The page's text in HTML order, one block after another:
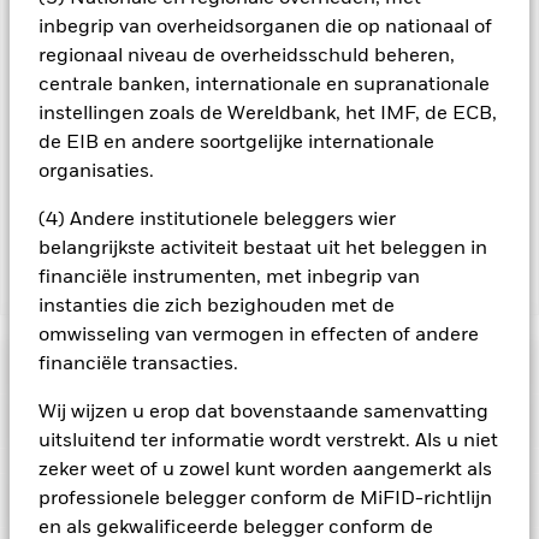
inbegrip van overheidsorganen die op nationaal of
regionaal niveau de overheidsschuld beheren,
centrale banken, internationale en supranationale
instellingen zoals de Wereldbank, het IMF, de ECB,
de EIB en andere soortgelijke internationale
organisaties.
(4) Andere institutionele beleggers wier
belangrijkste activiteit bestaat uit het beleggen in
financiële instrumenten, met inbegrip van
instanties die zich bezighouden met de
omwisseling van vermogen in effecten of andere
financiële transacties.
Wij wijzen u erop dat bovenstaande samenvatting
uitsluitend ter informatie wordt verstrekt. Als u niet
zeker weet of u zowel kunt worden aangemerkt als
professionele belegger conform de MiFID-richtlijn
en als gekwalificeerde belegger conform de
verkrijgbaar bij de beheermaatschappij van het fonds.
In de mate waarin het Fonds effecten uitleent om zijn kosten
te reduceren, ontvangt het Fonds 62,5% van de hiermee
verbonden inkomsten en komen de resterende 37,5% ten
goede aan BlackRock als effectenuitleenagent. Aangezien de
verdeling van opbrengsten uit effectenleningen de
exploitatiekosten van het Fonds niet verhoogt, is deze niet in
de lopende kosten opgenomen.
Toon minder
BGF Emerging Markets Bond Fund
Risicometer
Performance
Grafiek
Veranderingen in rentetarieven, kredietrisico's en/of de
wanbetalingsquote van emittenten hebben een aanzienlijk
Kerngegevens